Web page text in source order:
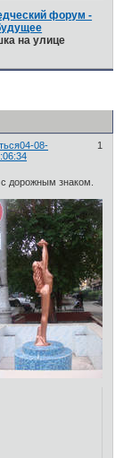
форум -
на улице
1
04-08-
дорожным знаком.